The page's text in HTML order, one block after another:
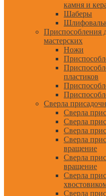
камня и
Шаберы
Приспособления
мастерских
Ножи
пластиков
Сверла
Сверла
Сверла
Сверла
Сверла
вращение
Сверла
вращение
Сверла
Сверла